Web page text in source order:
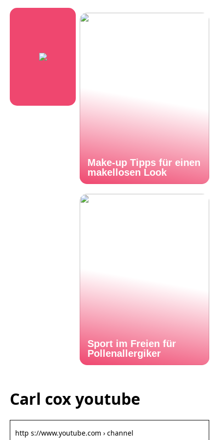
Make-up Tipps für einen
makellosen Look
Sport im Freien für
Pollenallergiker
Carl cox youtube
http s://www.youtube.com › channel